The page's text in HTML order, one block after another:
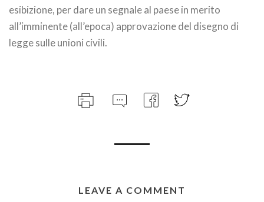
esibizione, per dare un segnale al paese in merito
all’imminente (all’epoca) approvazione del disegno di
legge sulle unioni civili.
LEAVE A COMMENT